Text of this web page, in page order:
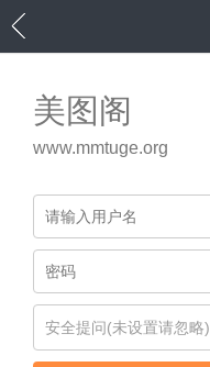
美图阁
www.mmtuge.org
安全提问(未设置请忽略)